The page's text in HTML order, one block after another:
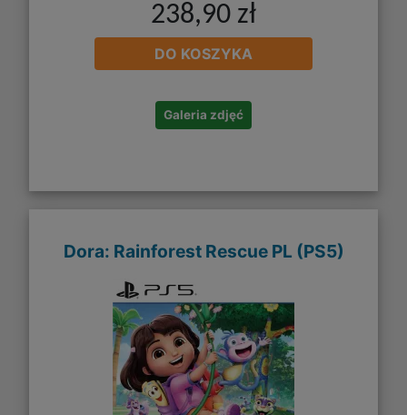
238,90 zł
DO KOSZYKA
Galeria zdjęć
Dora: Rainforest Rescue PL (PS5)